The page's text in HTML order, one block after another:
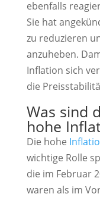
ebenfalls
Sie hat
zu reduzieren
anzuheben.
Inflation sich
die
Was sind
hohe
Die hohe
wichtige Rolle
die im Februar
waren als im